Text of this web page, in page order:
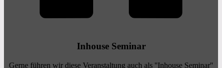
Inhouse Seminar
Gerne führen wir diese Veranstaltung auch als ''Inhouse Seminar''